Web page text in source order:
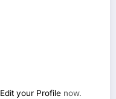
Edit your Profile now.